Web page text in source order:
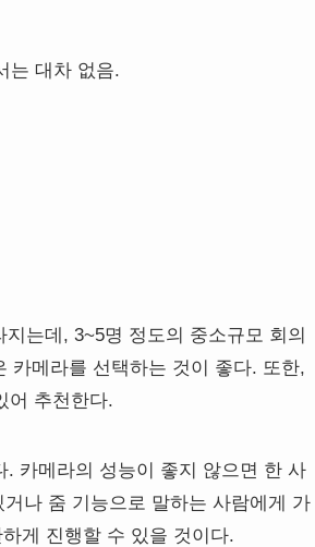
는 대차 없음.
는데, 3~5명 정도의 중소규모 회의
카메라를 선택하는 것이 좋다. 또한,
어 추천한다.
카메라의 성능이 좋지 않으면 한 사
나 줌 기능으로 말하는 사람에게 가
게 진행할 수 있을 것이다.